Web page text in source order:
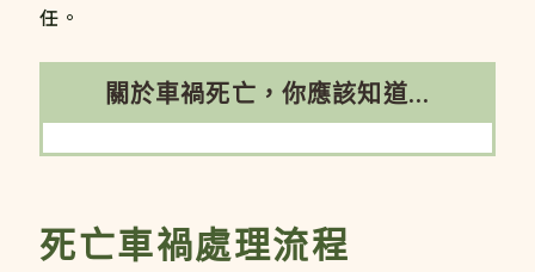
任。
關於車禍死亡，你應該知道...
死亡車禍處理流程